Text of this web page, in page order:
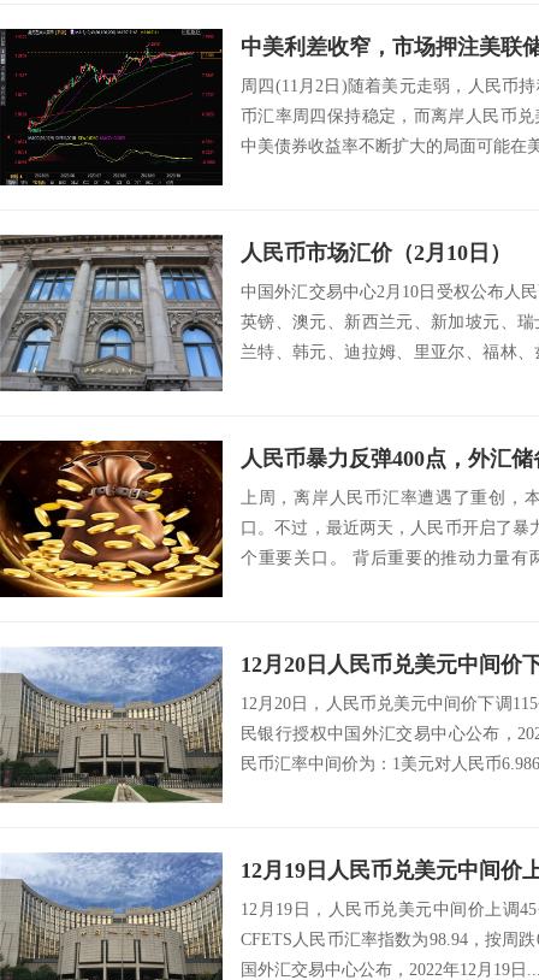
中美利差收窄，市场押注美联
周四(11月2日)随着美元走弱，人民币
币汇率周四保持稳定，而离岸人民币
中美债券收益率不断扩大的局面可能在
人民币市场汇价（2月10日）
中国外汇交易中心2月10日受权公布人
英镑、澳元、新西兰元、新加坡元、
兰特、韩元、迪拉姆、里亚尔、福林
上周，离岸人民币汇率遭遇了重创，
口。不过，最近两天，人民币开启了暴
个重要关口。 背后重要的推动力量有
12月20日人民币兑美元中间价
12月20日，人民币兑美元中间价下调
民银行授权中国外汇交易中心公布，
民币汇率中间价为：1美元对人民币
12月19日人民币兑美元中间价
12月19日，人民币兑美元中间价上调
CFETS人民币汇率指数为98.94，按
国外汇交易中心公布，2022年12月19日